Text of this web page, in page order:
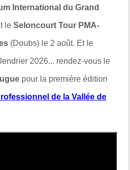
International du Grand
leSeloncourt Tour PMA-
(Doubs) le 2 août. Et le
2026... rendez-vous le
pour la première édition
de la Vallée de